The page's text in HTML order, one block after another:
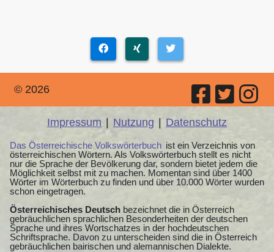
© 2026
Impressum | Nutzung | Datenschutz
Das Österreichische Volkswörterbuch ist ein Verzeichnis von
österreichischen Wörtern. Als Volkswörterbuch stellt es nicht
nur die Sprache der Bevölkerung dar, sondern bietet jedem die
Möglichkeit selbst mit zu machen. Momentan sind über 1400
Wörter im Wörterbuch zu finden und über 10.000 Wörter wurden
schon eingetragen.
Österreichisches Deutsch bezeichnet die in Österreich
gebräuchlichen sprachlichen Besonderheiten der deutschen
Sprache und ihres Wortschatzes in der hochdeutschen
Schriftsprache. Davon zu unterscheiden sind die in Österreich
gebräuchlichen bairischen und alemannischen Dialekte.